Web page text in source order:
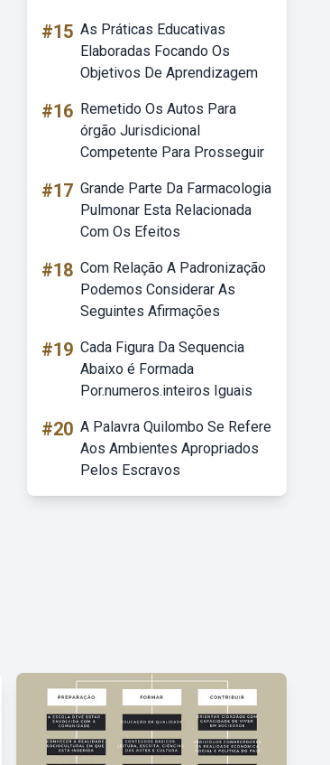
#15 As Práticas Educativas
Elaboradas Focando Os
Objetivos De Aprendizagem
#16 Remetido Os Autos Para
órgão Jurisdicional
Competente Para Prosseguir
#17 Grande Parte Da Farmacologia
Pulmonar Esta Relacionada
Com Os Efeitos
#18 Com Relação A Padronização
Podemos Considerar As
Seguintes Afirmações
#19 Cada Figura Da Sequencia
Abaixo é Formada
Por.numeros.inteiros Iguais
#20 A Palavra Quilombo Se Refere
Aos Ambientes Apropriados
Pelos Escravos